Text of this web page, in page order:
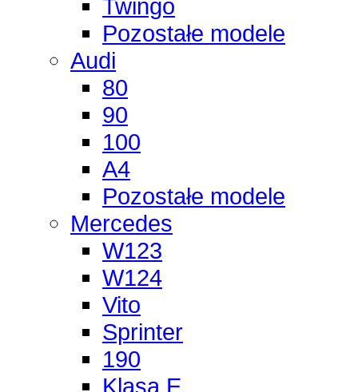
Twingo
Pozostałe modele
Audi
80
90
100
A4
Pozostałe modele
Mercedes
W123
W124
Vito
Sprinter
190
Klasa E